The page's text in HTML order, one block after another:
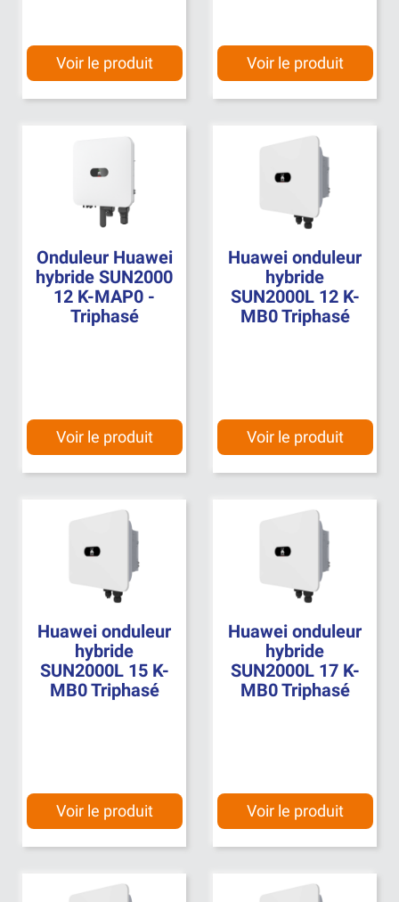
Voir le produit Voir le produit
Onduleur Huawei
hybride SUN2000
12 K-MAP0 -
Triphasé
Voir le produit
Huawei onduleur
hybride
SUN2000L 12 K-
MB0 Triphasé
Voir le produit
Huawei onduleur
hybride
SUN2000L 15 K-
MB0 Triphasé
Voir le produit
Huawei onduleur
hybride
SUN2000L 17 K-
MB0 Triphasé
Voir le produit